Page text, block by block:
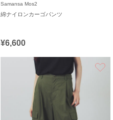
Samansa Mos2
綿ナイロンカーゴパンツ
¥6,600